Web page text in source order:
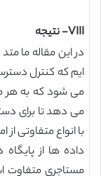
VIII- نتیجه
در این مقاله ما
می شود که به هر
می دهد تا برای
با انواع متفاوتی
داده ها از
مستاجری متفاوت